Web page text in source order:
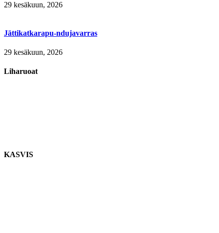
29 kesäkuun, 2026
Jättikatkarapu-ndujavarras
29 kesäkuun, 2026
Liharuoat
KASVIS